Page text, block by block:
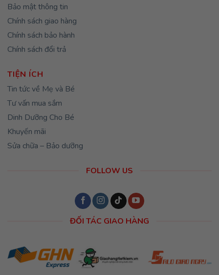
Bảo mật thông tin
Chính sách giao hàng
Chính sách bảo hành
Chính sách đổi trả
TIỆN ÍCH
Tin tức về Mẹ và Bé
Tư vấn mua sắm
Dinh Dưỡng Cho Bé
Khuyến mãi
Sửa chữa – Bảo dưỡng
FOLLOW US
ĐỐI TÁC GIAO HÀNG